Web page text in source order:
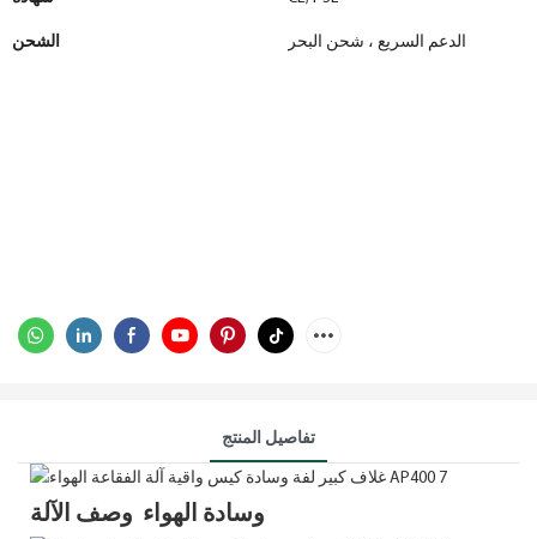
الشحن الدعم السريع ، شحن البحر
تفاصيل المنتج
وسادة الهواء وصف الآلة